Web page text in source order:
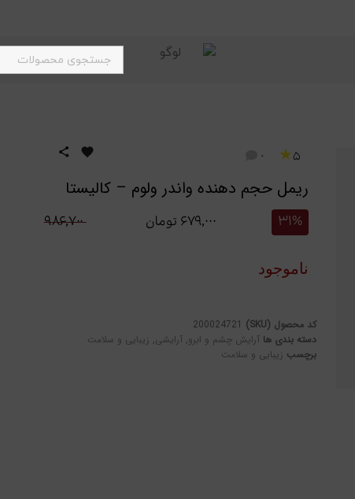
5
★
ریمل حجم دهنده واندر ولوم – کالیستا
۹۸۶,۷۰۰ ۶۷۹,۰۰۰ تومان 31%
ناموجود
کد محصول (SKU)
200024721
دسته بندی ها آرایش چشم و ابرو, آرایشی, زیبایی و سلامت
برچسب زیبایی و سلامت